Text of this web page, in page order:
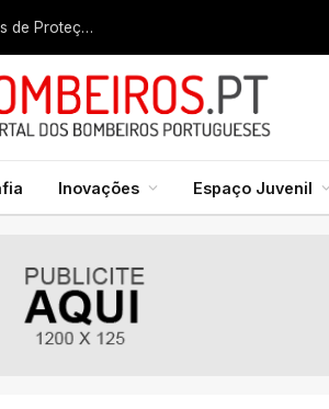
Liga dos Bombeiros quer fazer nascer licenciatura em Ciências de Proteção Civil e Bombeiros
Inovações Espaço Juvenil